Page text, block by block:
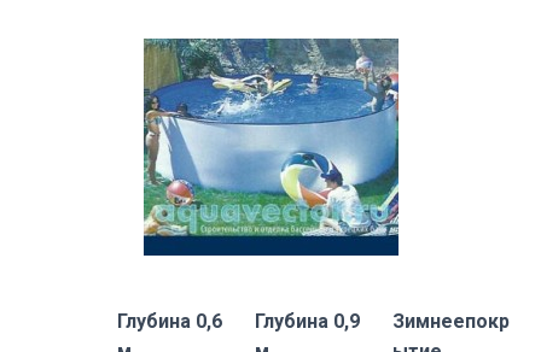
Глубина 0,6
Глубина 0,9
Зимнеепокр